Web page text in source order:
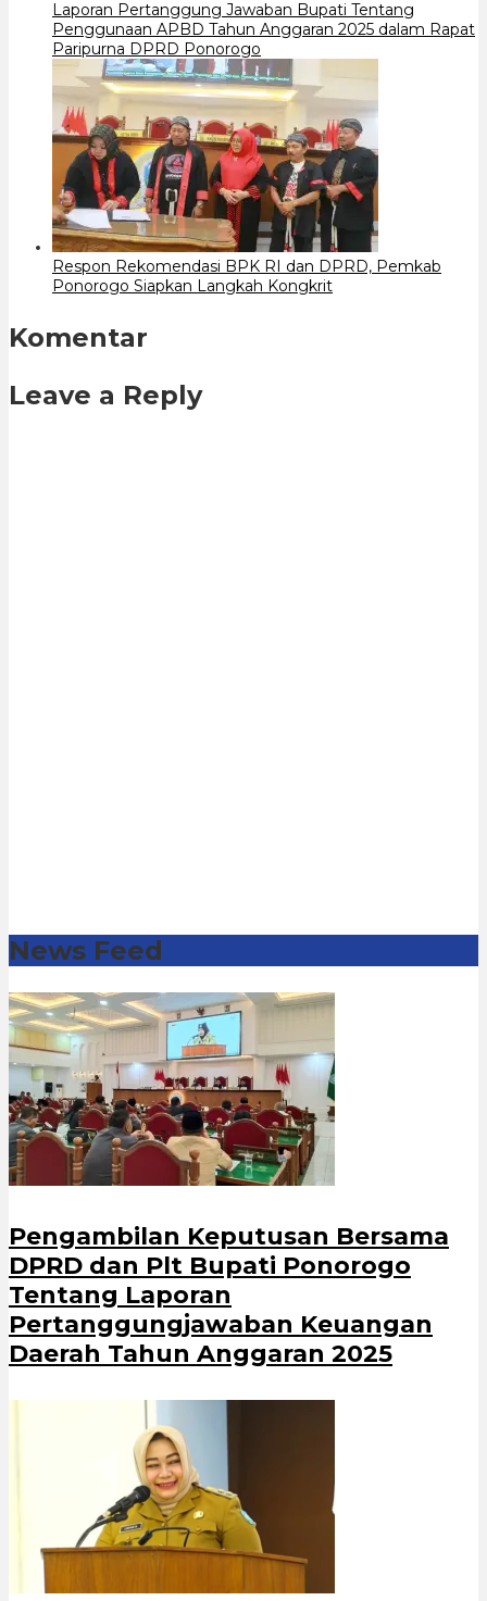
Laporan Pertanggung Jawaban Bupati Tentang
Penggunaan APBD Tahun Anggaran 2025 dalam Rapat
Paripurna DPRD Ponorogo
Respon Rekomendasi BPK RI dan DPRD, Pemkab
Ponorogo Siapkan Langkah Kongkrit
Komentar
Leave a Reply
News Feed
Pengambilan Keputusan Bersama
DPRD dan Plt Bupati Ponorogo
Tentang Laporan
Pertanggungjawaban Keuangan
Daerah Tahun Anggaran 2025